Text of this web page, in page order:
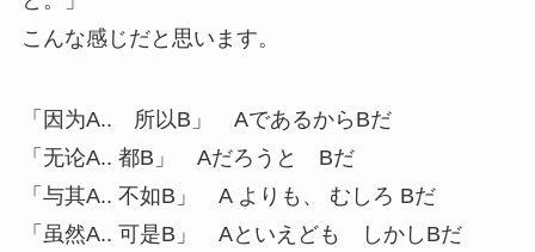
こんな感じだと思います。
「因为A.. 所以B」 AであるからBだ
「无论A.. 都B」 Aだろうと Bだ
「与其A.. 不如B」 A よりも、 むしろ Bだ
「虽然A.. 可是B」 Aといえども しかしBだ